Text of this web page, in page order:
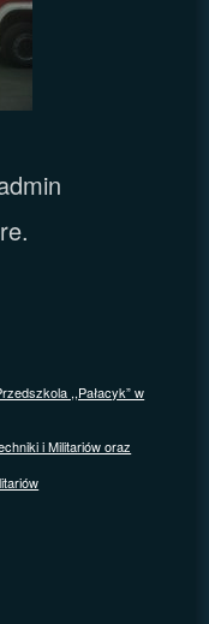
,,Pałacyk” w
i Militariów oraz